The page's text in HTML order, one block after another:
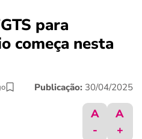
para
começa nesta
Publicação: 30/04/2025
A
-
A
+